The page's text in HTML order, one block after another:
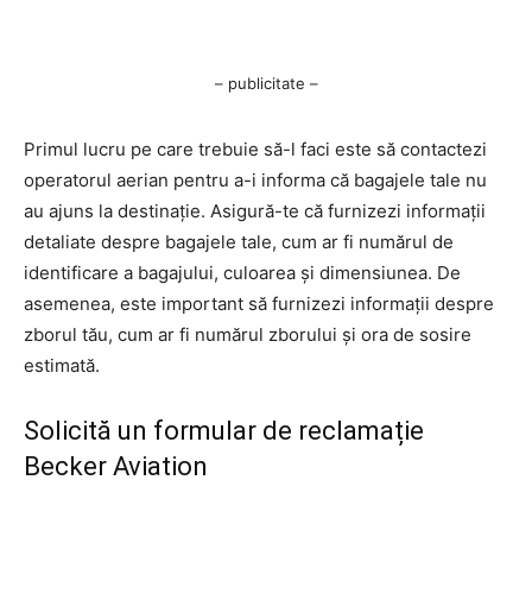
– publicitate –
Primul lucru pe care trebuie să-l faci este să contactezi
operatorul aerian pentru a-i informa că bagajele tale nu
au ajuns la destinație. Asigură-te că furnizezi informații
detaliate despre bagajele tale, cum ar fi numărul de
identificare a bagajului, culoarea și dimensiunea. De
asemenea, este important să furnizezi informații despre
zborul tău, cum ar fi numărul zborului și ora de sosire
estimată.
Solicită un formular de reclamație
Becker Aviation